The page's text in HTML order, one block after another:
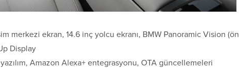
merkezi ekran, 14.6 inç yolcu ekranı, BMW Panoramic Vision (ön
Display
Amazon Alexa+ entegrasyonu, OTA güncellemeleri